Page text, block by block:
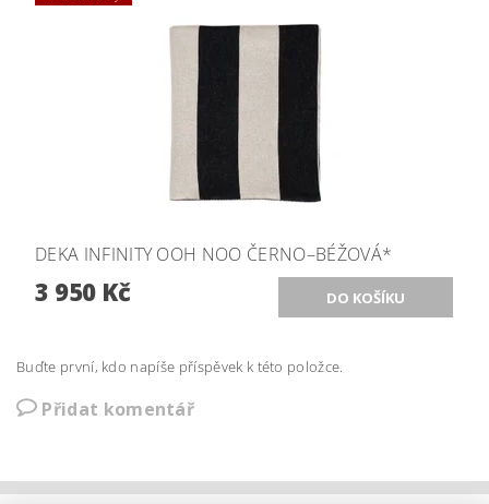
DEKA INFINITY OOH NOO ČERNO–BÉŽOVÁ*
3 950 Kč
Buďte první, kdo napíše příspěvek k této položce.
Přidat komentář